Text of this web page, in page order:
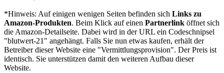
*Hinweis: Auf einigen wenigen Seiten befinden sich Links zu
Amazon-Produkten. Beim Klick auf einen Partnerlink öffnet sich
die Amazon-Detailseite. Dabei wird in der URL ein Codeschnipsel
"blutwert-21" angehängt. Falls Sie nun etwas kaufen, erhält der
Betreiber dieser Website eine "Vermittlungsprovision". Der Preis ist
identisch. Sie unterstützen damit den weiteren Aufbau dieser
Website.